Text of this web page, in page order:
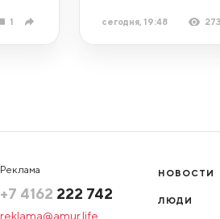
1 сегодня, 19:48 273
Реклама
+7 4162 222 742
reklama@amur.life
НОВОСТИ
ЛЮДИ